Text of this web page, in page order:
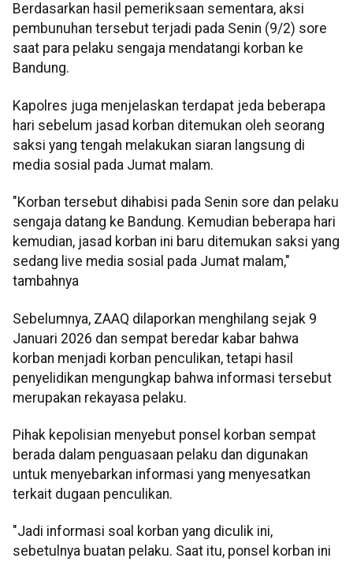
Berdasarkan hasil pemeriksaan sementara, aksi
pembunuhan tersebut terjadi pada Senin (9/2) sore
saat para pelaku sengaja mendatangi korban ke
Bandung.
Kapolres juga menjelaskan terdapat jeda beberapa
hari sebelum jasad korban ditemukan oleh seorang
saksi yang tengah melakukan siaran langsung di
media sosial pada Jumat malam.
"Korban tersebut dihabisi pada Senin sore dan pelaku
sengaja datang ke Bandung. Kemudian beberapa hari
kemudian, jasad korban ini baru ditemukan saksi yang
sedang live media sosial pada Jumat malam,"
tambahnya
Sebelumnya, ZAAQ dilaporkan menghilang sejak 9
Januari 2026 dan sempat beredar kabar bahwa
korban menjadi korban penculikan, tetapi hasil
penyelidikan mengungkap bahwa informasi tersebut
merupakan rekayasa pelaku.
Pihak kepolisian menyebut ponsel korban sempat
berada dalam penguasaan pelaku dan digunakan
untuk menyebarkan informasi yang menyesatkan
terkait dugaan penculikan.
"Jadi informasi soal korban yang diculik ini,
sebetulnya buatan pelaku. Saat itu, ponsel korban ini